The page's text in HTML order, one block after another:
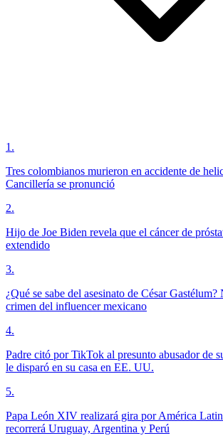
1 .
Tres colombianos murieron en accidente de
Cancillería se pronunció
2.
Hijo de Joe Biden revela que el cáncer de
extendido
3.
¿Qué se sabe del asesinato de César
crimen del influencer mexicano
4.
Padre citó por TikTok al presunto abusador de
le disparó en su casa en EE. UU.
5.
Papa León XIV realizará gira por América
recorrerá Uruguay, Argentina y Perú